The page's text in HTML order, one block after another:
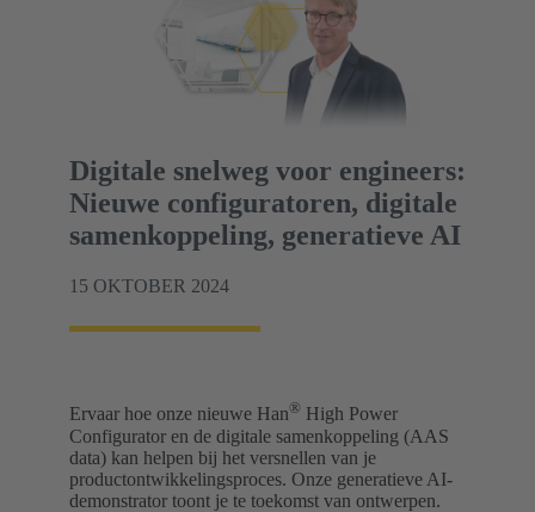
Digitale snelweg voor engineers:
Nieuwe configuratoren, digitale
samenkoppeling, generatieve AI
15 OKTOBER 2024
Ervaar hoe onze nieuwe Han® High Power
Configurator en de digitale samenkoppeling (AAS
data) kan helpen bij het versnellen van je
productontwikkelingsproces. Onze generatieve AI-
demonstrator toont je te toekomst van ontwerpen.